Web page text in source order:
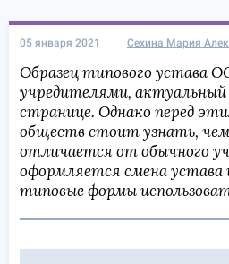
05 января 2021 Сехина Мария
Образец типового устава
учредителями, актуальный
странице. Однако перед
обществ стоит узнать,
отличается от обычного
оформляется смена устава
типовые формы